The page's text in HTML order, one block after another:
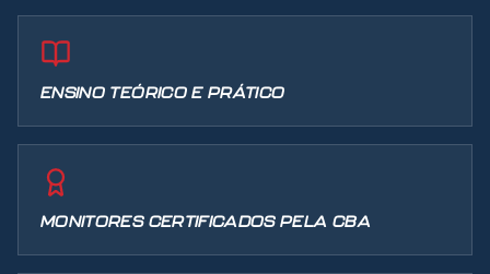
ENSINO TEÓRICO E PRÁTICO
MONITORES CERTIFICADOS PELA CBA